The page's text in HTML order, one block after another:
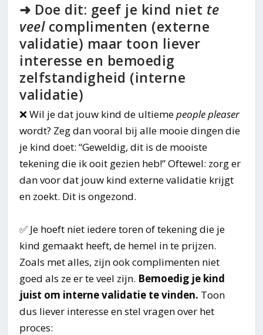
➜ Doe dit: geef je kind niet te
veelcomplimenten (externe
validatie) maar toon liever
interesse en bemoedig
zelfstandigheid (interne
validatie)
❌ Wil je dat jouw kind de ultiemepeople pleaser
wordt? Zeg dan vooral bij alle mooie dingen die
je kind doet: “Geweldig, dit is de mooiste
tekening die ik ooit gezien heb!” Oftewel: zorg er
dan voor dat jouw kind externe validatie krijgt
en zoekt. Dit is ongezond.
✅ Je hoeft niet iedere toren of tekening die je
kind gemaakt heeft, de hemel in te prijzen.
Zoals met alles, zijn ook complimenten niet
goed als ze er te veel zijn. Bemoedig je kind
juist om interne validatie te vinden. Toon
dus liever interesse en stel vragen over het
proces: